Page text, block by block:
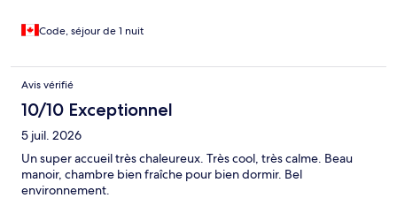
Code, séjour de 1 nuit
Avis vérifié
10/10 Exceptionnel
5 juil. 2026
Un super accueil très chaleureux. Très cool, très calme. Beau
manoir, chambre bien fraîche pour bien dormir. Bel
environnement.